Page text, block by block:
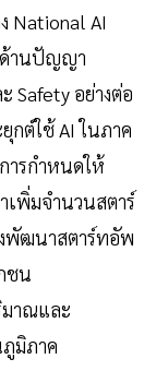
National AI
ด้านปัญญา
Safety อย่างต่อ
กต์ใช้ AI ในภาค
ารกำหนดให้
เพิ่มจำนวนสตาร์
พัฒนาสตาร์ทอัพ
ชน
าณและ
ภูมิภาค